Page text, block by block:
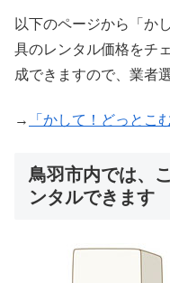
以下のページから「か
具のレンタル価格をチ
成できますので、業者
→ 「かして！どっとこ
鳥羽市内では、
ンタルできます